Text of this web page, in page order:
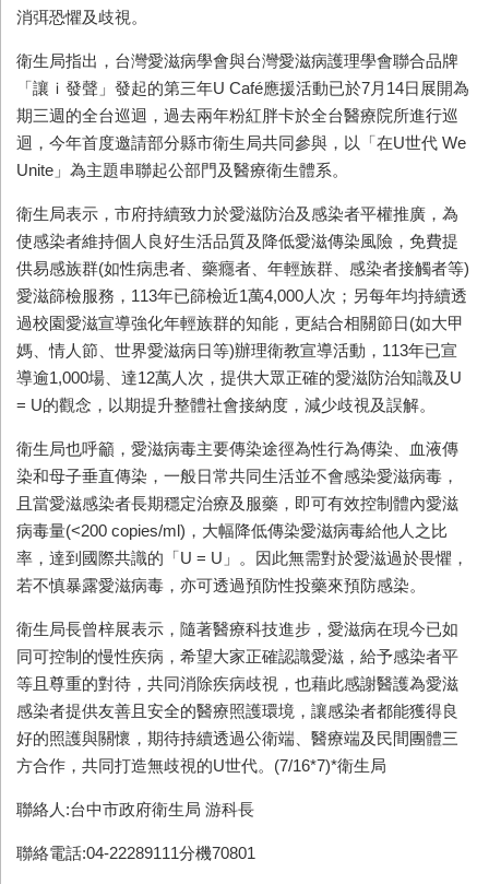
消弭恐懼及歧視。
衛生局指出，台灣愛滋病學會與台灣愛滋病護理學會聯合品牌
「讓ｉ發聲」發起的第三年U Café應援活動已於7月14日展開為
期三週的全台巡迴，過去兩年粉紅胖卡於全台醫療院所進行巡
迴，今年首度邀請部分縣市衛生局共同參與，以「在U世代 We
Unite」為主題串聯起公部門及醫療衛生體系。
衛生局表示，市府持續致力於愛滋防治及感染者平權推廣，為
使感染者維持個人良好生活品質及降低愛滋傳染風險，免費提
供易感族群(如性病患者、藥癮者、年輕族群、感染者接觸者等)
愛滋篩檢服務，113年已篩檢近1萬4,000人次；另每年均持續透
過校園愛滋宣導強化年輕族群的知能，更結合相關節日(如大甲
媽、情人節、世界愛滋病日等)辦理衛教宣導活動，113年已宣
導逾1,000場、達12萬人次，提供大眾正確的愛滋防治知識及U
= U的觀念，以期提升整體社會接納度，減少歧視及誤解。
衛生局也呼籲，愛滋病毒主要傳染途徑為性行為傳染、血液傳
染和母子垂直傳染，一般日常共同生活並不會感染愛滋病毒，
且當愛滋感染者長期穩定治療及服藥，即可有效控制體內愛滋
病毒量(<200 copies/ml)，大幅降低傳染愛滋病毒給他人之比
率，達到國際共識的「U = U」。因此無需對於愛滋過於畏懼，
若不慎暴露愛滋病毒，亦可透過預防性投藥來預防感染。
衛生局長曾梓展表示，隨著醫療科技進步，愛滋病在現今已如
同可控制的慢性疾病，希望大家正確認識愛滋，給予感染者平
等且尊重的對待，共同消除疾病歧視，也藉此感謝醫護為愛滋
感染者提供友善且安全的醫療照護環境，讓感染者都能獲得良
好的照護與關懷，期待持續透過公衛端、醫療端及民間團體三
方合作，共同打造無歧視的U世代。(7/16*7)*衛生局
聯絡人:台中市政府衛生局 游科長
聯絡電話:04-22289111分機70801